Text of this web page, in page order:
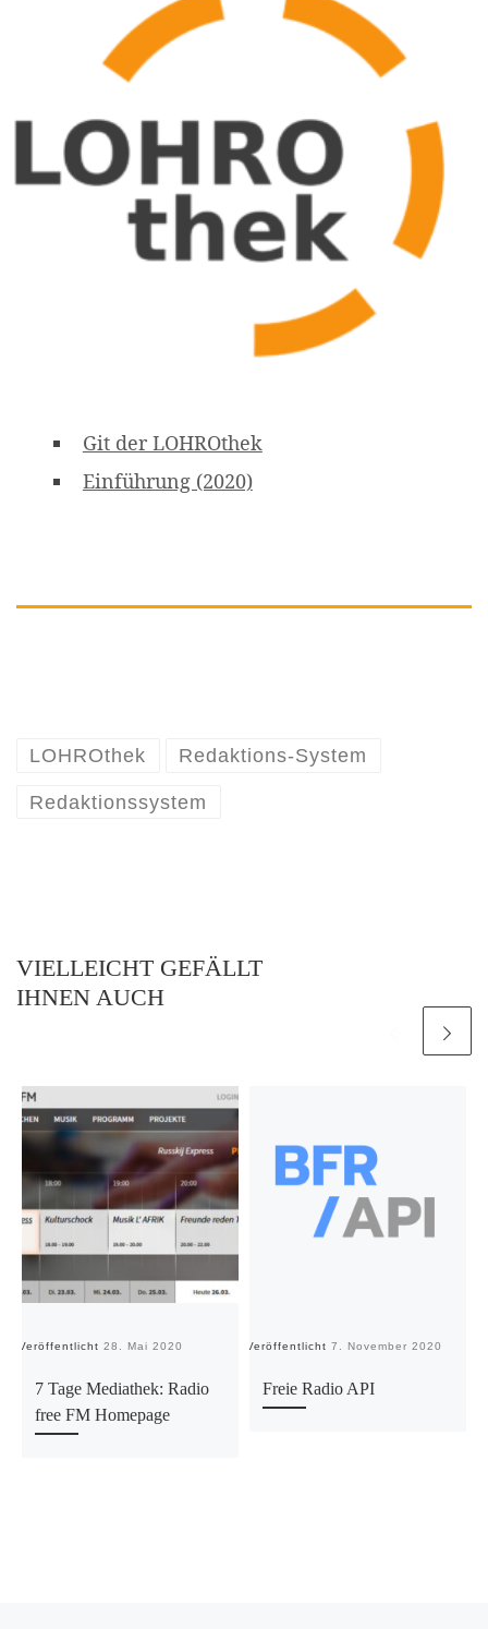
Git der LOHROthek
Einführung (2020)
LOHROthek Redaktions-System
Redaktionssystem
VIELLEICHT GEFÄLLT
IHNEN AUCH
Veröffentlicht 28. Mai 2020
7 Tage Mediathek: Radio
free FM Homepage
Veröffentlicht 7. November 2020
Freie Radio API